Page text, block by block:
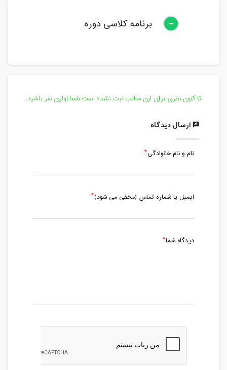
برنامه کلاسی دوره
تا کنون نظری برای این مطلب ثبت نشده است.شما اولین نفر باشید.
ارسال دیدگاه
نام و نام خانوادگی
ایمیل یا شماره تماس (مخفی می شود)
دیدگاه شما